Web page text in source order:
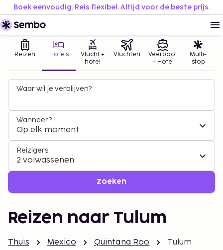
Boek eenvoudig. Reis flexibel. Altijd voor de beste prijs.
Reizen Hotels
Vlucht +
hotel
Vluchten
Veerboot
+ Hotel
Multi-
stop
Waar wil je verblijven?
Wanneer?
Op elk moment
Reizigers
2 volwassenen
Zoeken
Reizen naar Tulum
Thuis Mexico Quintana Roo Tulum